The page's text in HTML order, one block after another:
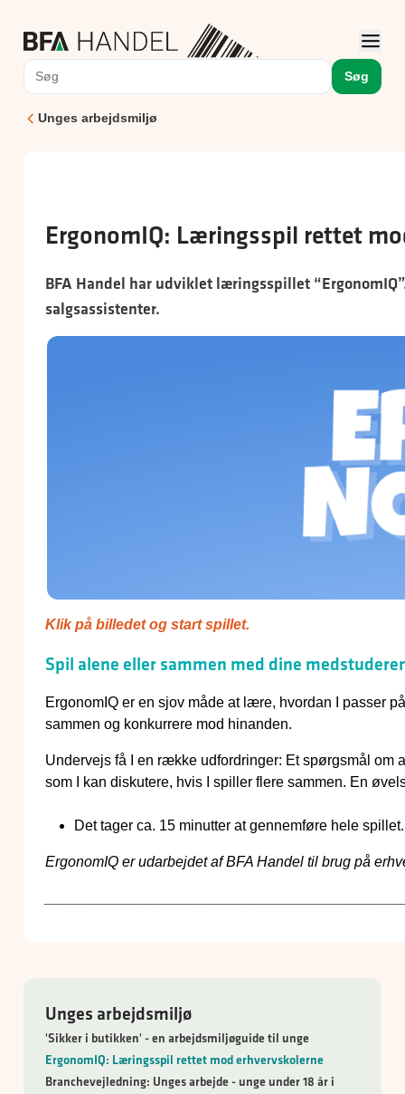
Søg
Unges arbejdsmiljø
Unges arbejdsmiljø
'Sikker i butikken' - en arbejdsmiljøguide til unge
ErgonomIQ: Læringsspil rettet mod erhvervskolerne
Branchevejledning: Unges arbejde - unge under 18 år i
ErgonomIQ: Læringsspil rettet
BFA Handel har udviklet læringsspillet
salgsassistenter.
Klik på billedet og start spillet.
Spil alene eller sammen med dine
ErgonomIQ er en sjov måde at lære, hvordan I passer
sammen og konkurrere mod hinanden.
Undervejs få I en række udfordringer: Et spørgsmål
som I kan diskutere, hvis I spiller flere sammen. En
Det tager ca. 15 minutter at gennemføre hele spillet.
ErgonomIQ er udarbejdet af BFA Handel til brug på